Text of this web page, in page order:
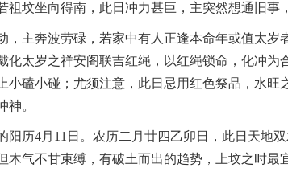
祖坟坐向得南，此日冲力甚巨，主突然想通旧事
，主奔波劳碌，若家中有人正逢本命年或值太岁
化太岁之祥安阁联吉红绳，以红绳锁命，化冲为
小磕小碰；尤须注意，此日忌用红色祭品，水旺
神。
阳历4月11日。农历二月廿四乙卯日，此日天地
木气不甘束缚，有破土而出的趋势，上坟之时最